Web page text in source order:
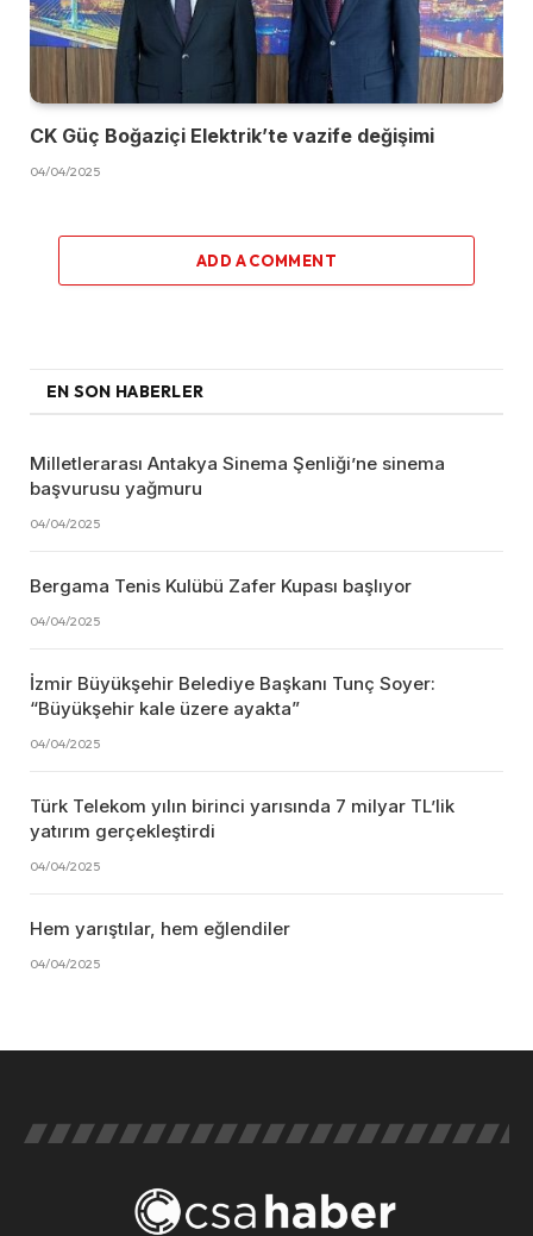
CK Güç Boğaziçi Elektrik’te vazife değişimi
04/04/2025
ADD A COMMENT
EN SON HABERLER
Milletlerarası Antakya Sinema Şenliği’ne sinema
başvurusu yağmuru
04/04/2025
Bergama Tenis Kulübü Zafer Kupası başlıyor
04/04/2025
İzmir Büyükşehir Belediye Başkanı Tunç Soyer:
“Büyükşehir kale üzere ayakta”
04/04/2025
Türk Telekom yılın birinci yarısında 7 milyar TL’lik
yatırım gerçekleştirdi
04/04/2025
Hem yarıştılar, hem eğlendiler
04/04/2025